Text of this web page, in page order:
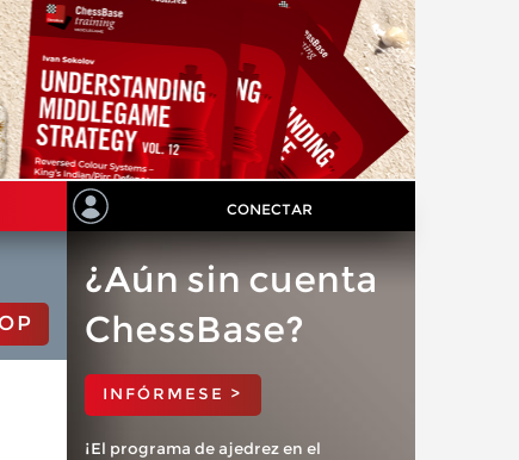
CONECTAR
¿Aún sin cuenta
ChessBase?
INFÓRMESE >
¡El programa de ajedrez en el